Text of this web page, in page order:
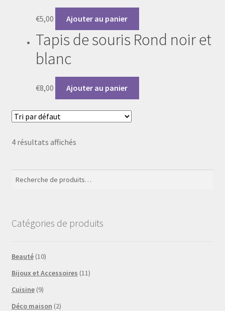
produit
€5,00 Ajouter au panier
Tapis de souris Rond noir et
blanc
€8,00 Ajouter au panier
4 résultats affichés
Catégories de produits
Beauté (10)
Bijoux et Accessoires (11)
Cuisine (9)
Déco maison (2)